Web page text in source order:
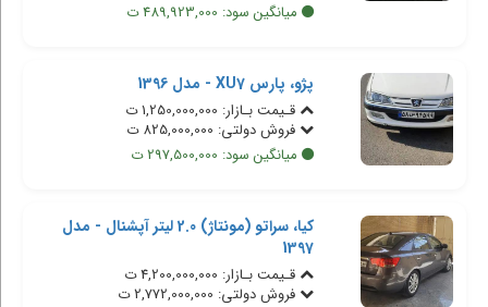
میانگین سود: 489,923,000 ت
پژو، پارس XU7 - مدل 1396
قـیمت بـازار: 1,250,000,000 ت
فروش دولتی: 825,000,000 ت
میانگین سود: 297,500,000 ت
کیا، سراتو (مونتاژ) 2.0 لیتر آپشنال - مدل
1397
قـیمت بـازار: 4,200,000,000 ت
فروش دولتی: 2,772,000,000 ت